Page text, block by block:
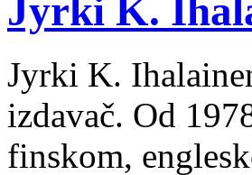
Jyrki K.
Jyrki K.
izdavač. Od
finskom,